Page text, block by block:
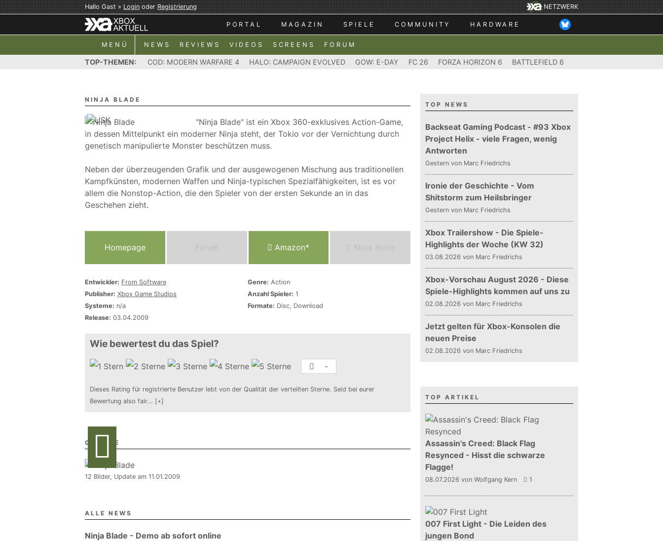
Hallo Gast »LoginoderRegistrierung NETZWERK
PORTAL MAGAZIN SPIELE COMMUNITY HARDWARE
MENÜ NEWS REVIEWS VIDEOS SCREENS FORUM
TOP-THEMEN: COD: MODERN WARFARE 4 HALO: CAMPAIGN EVOLVED GOW: E-DAY FC 26 FORZA HORIZON 6 BATTLEFIELD 6
NINJA BLADE
"Ninja Blade" ist ein Xbox 360-exklusives Action-Game,
in dessen Mittelpunkt ein moderner Ninja steht, der Tokio vor der Vernichtung durch
genetisch manipulierte Monster beschützen muss.
Neben der überzeugenden Grafik und der ausgewogenen Mischung aus traditionellen
Kampfkünsten, modernen Waffen und Ninja-typischen Spezialfähigkeiten, ist es vor
allem die Nonstop-Action, die den Spieler von der ersten Sekunde an in das
Geschehen zieht.
Homepage Forum Amazon* Xbox Store
Entwickler: From Software
Publisher: Xbox Game Studios
Systeme: n/a
Genre: Action
Anzahl Spieler: 1
Formate: Disc, Download
Release: 03.04.2009
Wie bewertest du das Spiel?
-
Dieses Rating für registrierte Benutzer lebt von der Qualität der verteilten Sterne. Seid bei eurer
Bewertung also fair... [+]
GALERIE
12 Bilder, Update am 11.01.2009
ALLE NEWS
Ninja Blade - Demo ab sofort online
TOP NEWS
Backseat Gaming Podcast - #93 Xbox
Project Helix - viele Fragen, wenig
Antworten
Gestern von Marc Friedrichs
Ironie der Geschichte - Vom
Shitstorm zum Heilsbringer
Gestern von Marc Friedrichs
Xbox Trailershow - Die Spiele-
Highlights der Woche (KW 32)
03.08.2026 von Marc Friedrichs
Xbox-Vorschau August 2026 - Diese
Spiele-Highlights kommen auf uns zu
02.08.2026 von Marc Friedrichs
Jetzt gelten für Xbox-Konsolen die
neuen Preise
02.08.2026 von Marc Friedrichs
TOP ARTIKEL
Assassin's Creed: Black Flag
Resynced - Hisst die schwarze
Flagge!
08.07.2026 von Wolfgang Kern 1
007 First Light - Die Leiden des
jungen Bond